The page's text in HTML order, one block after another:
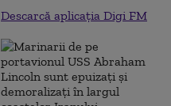
Descarcă aplicația Digi FM